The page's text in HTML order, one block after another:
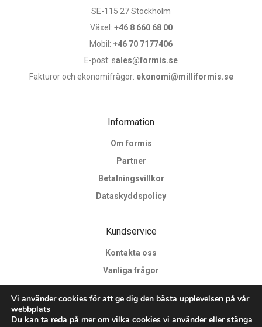
SE-115 27 Stockholm
Växel: +46 8 660 68 00
Mobil: +46 70 7177406
E-post: sales@formis.se
Fakturor och ekonomifrågor: ekonomi@milliformis.se
Information
Om formis
Partner
Betalningsvillkor
Dataskyddspolicy
Kundservice
Kontakta oss
Vanliga frågor
B2B
Projekt
Vi använder cookies för att ge dig den bästa upplevelsen på vår
webbplats
Du kan ta reda på mer om vilka cookies vi använder eller stänga